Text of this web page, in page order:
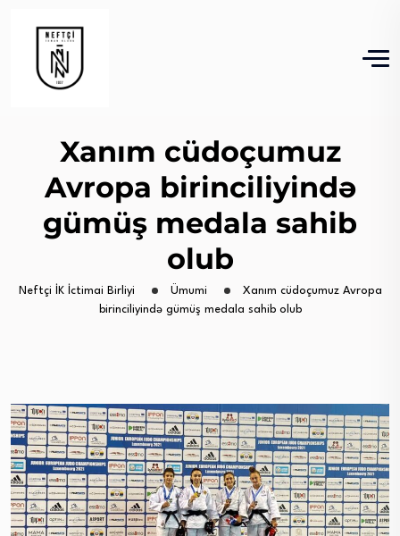
Xanım cüdoçumuz
Avropa birinciliyində
gümüş medala sahib
olub
Neftçi İK İctimai Birliyi Ümumi
Xanım cüdoçumuz Avropa
birinciliyində gümüş medala sahib olub